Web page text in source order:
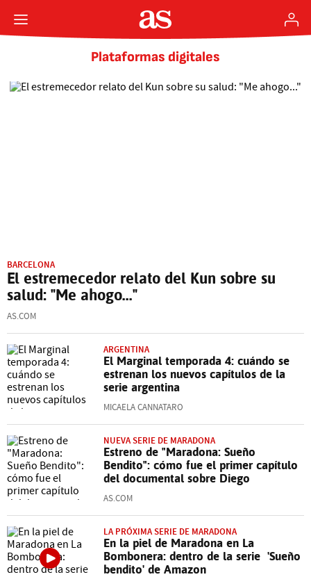
Plataformas digitales
BARCELONA
El estremecedor relato del Kun sobre su
salud: "Me ahogo..."
AS.COM
ARGENTINA
El Marginal temporada 4: cuándo se
estrenan los nuevos capítulos de la
serie argentina
MICAELA CANNATARO
NUEVA SERIE DE MARADONA
Estreno de "Maradona: Sueño
Bendito": cómo fue el primer capítulo
del documental sobre Diego
AS.COM
LA PRÓXIMA SERIE DE MARADONA
En la piel de Maradona en La
Bombonera: dentro de la serie 'Sueño
bendito' de Amazon